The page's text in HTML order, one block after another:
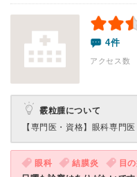
4件
アクセス数
霰粒腫について
【専門医・資格】 眼科専門医
眼科 結膜炎 目